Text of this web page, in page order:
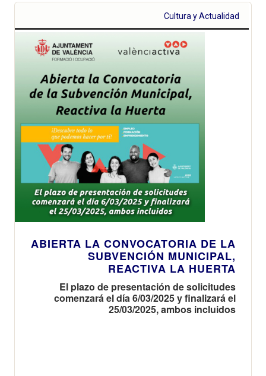
Cultura y Actualidad
ABIERTA LA CONVOCATORIA DE LA
SUBVENCIÓN MUNICIPAL,
REACTIVA LA HUERTA
El plazo de presentación de solicitudes
comenzará el día 6/03/2025 y finalizará el
25/03/2025, ambos incluidos